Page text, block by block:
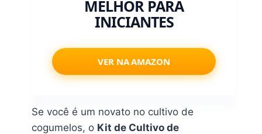
MELHOR PARA
INICIANTES
VER NA AMAZON
Se você é um novato no cultivo de
cogumelos, o Kit de Cultivo de